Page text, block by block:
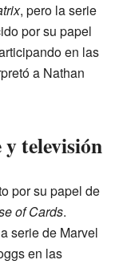
, pero la serie
por su papel
en las
a Nathan
y televisión
por su papel de
of Cards.
serie de Marvel
en las